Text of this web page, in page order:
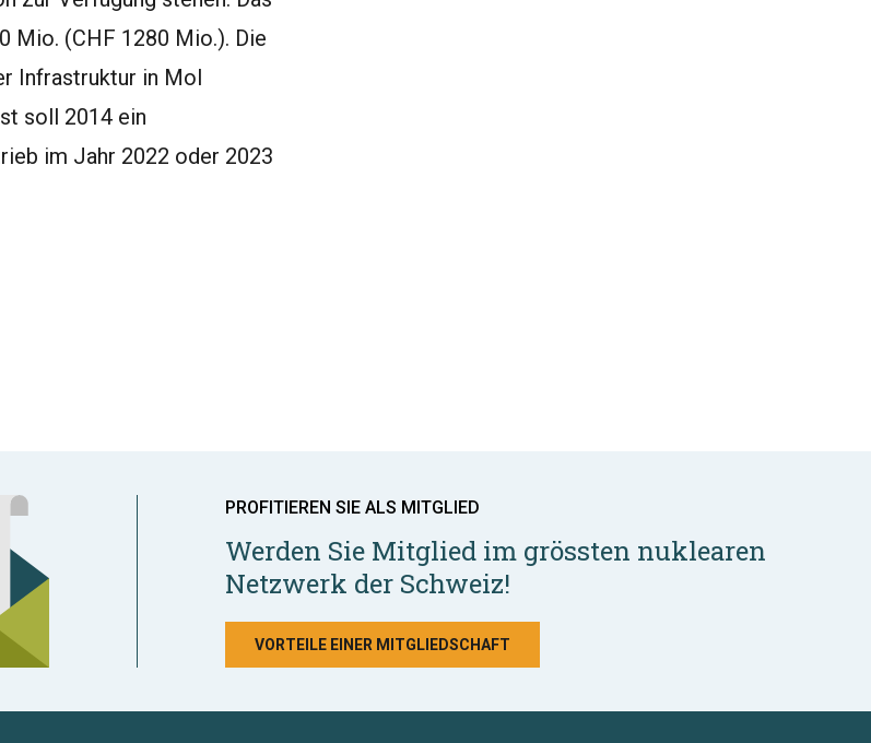
Mio. (CHF 1280 Mio.). Die
Infrastruktur in Mol
soll 2014 ein
im Jahr 2022 oder 2023
PROFITIEREN SIE ALS MITGLIED
Werden Sie Mitglied im grössten nuklearen
Netzwerk der Schweiz!
VORTEILE EINER MITGLIEDSCHAFT